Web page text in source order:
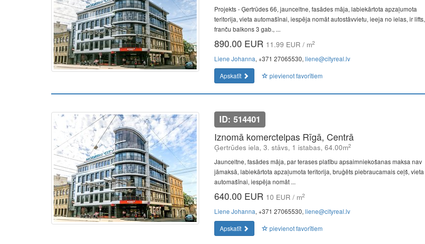
Projekts - Ģertrūdes 66, jaunceltne, fasādes māja, labiekārtota apzaļumota
teritorija, vieta automašīnai, iespēja nomāt autostāvvietu, ieeja no ielas, ir lifts,
franču balkons 3 gab., ...
890.00 EUR 11.99 EUR / m2
Liene Johanna, +371 27065530, liene@cityreal.lv
Apskatīt
pievienot favorītiem
ID: 514401
Iznomā komerctelpas Rīgā, Centrā
Ģertrūdes iela, 3. stāvs, 1 istabas, 64.00m2
Jaunceltne, fasādes māja, par terases platību apsaimniekošanas maksa nav
jāmaksā, labiekārtota apzaļumota teritorija, bruģēts piebraucamais ceļš, vieta
automašīnai, iespēja nomāt ...
640.00 EUR 10 EUR / m2
Liene Johanna, +371 27065530, liene@cityreal.lv
Apskatīt
pievienot favorītiem